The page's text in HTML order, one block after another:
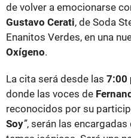
de volver a emocionarse
Gustavo Cerati, de Soda
Enanitos Verdes, en una
Oxígeno.
La cita será desde las 7:00
donde las voces de
reconocidos por su
Soy”, serán las